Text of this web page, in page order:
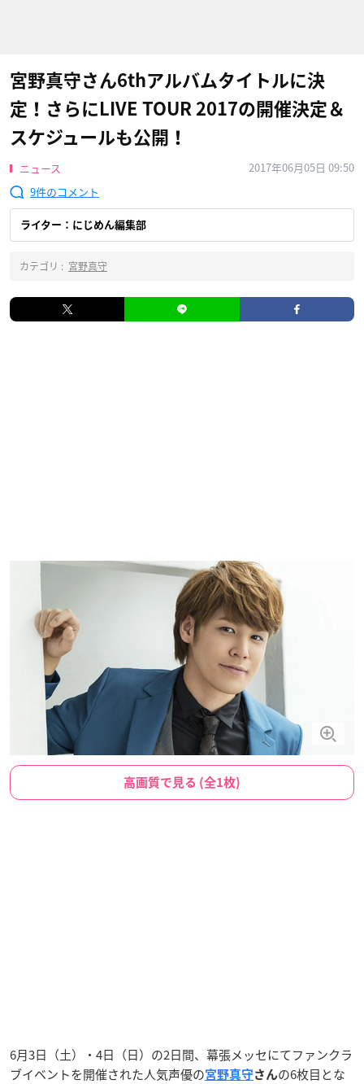
宮野真守さん6thアルバムタイトルに決
定！さらにLIVE TOUR 2017の開催決定＆
スケジュールも公開！
ニュース
2017年06月05日 09:50
9
ライター：にじめん編集部
カテゴリ : 宮野真守
高画質で見る (全1枚)
6月3日（土）・4日（日）の2日間、幕張メッセにてファンクラ
ブイベントを開催された人気声優の宮野真守さんの6枚目とな